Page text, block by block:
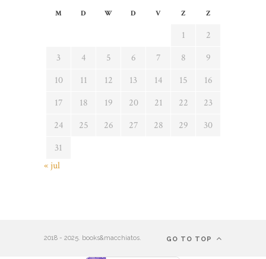
M
D W D V Z Z
1
2
3
4 5 6 7 8
9
10
11 12 13 14 15
16
17
18 19 20 21 22
23
24
25 26 27 28 29
30
31
« jul
2018 - 2025. books&macchiatos. GO TO TOP